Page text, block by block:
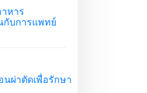
หาร
กับการแพทย์
นผ่าตัดเพื่อรักษา